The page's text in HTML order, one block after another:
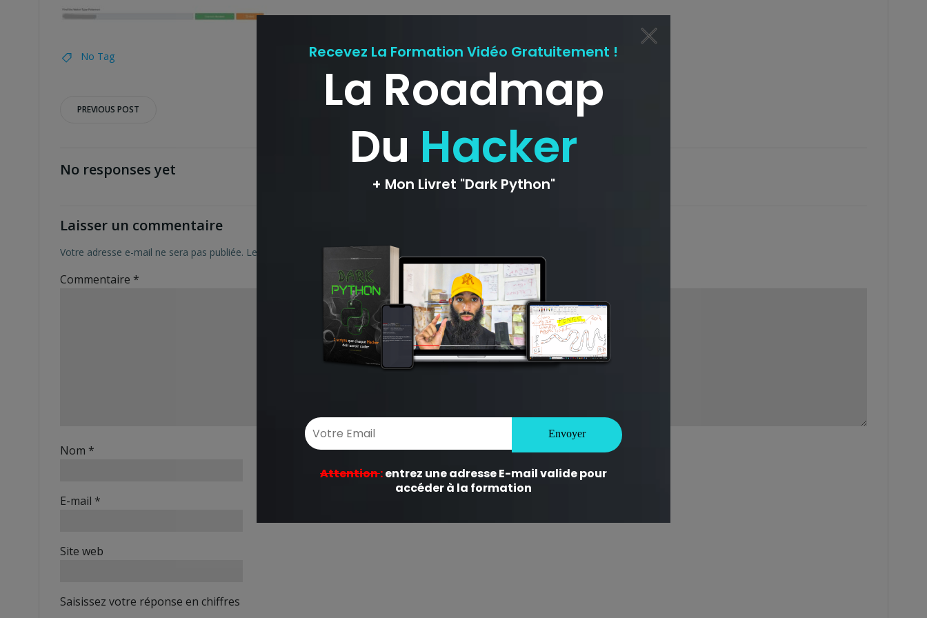
No Tag
Post
PREVIOUS POST
No responses yet
Laisser un commentaire
Votre adresse e-mail ne sera pas publiée. Les champs obligatoires sont indiqués avec
Commentaire *
Nom *
E-mail *
Site web
Saisissez votre réponse en chiffres